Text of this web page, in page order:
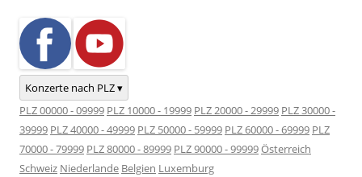
Konzerte nach PLZ ▾
PLZ 00000 - 09999 PLZ 10000 - 19999 PLZ 20000 - 29999 PLZ 30000 -
39999 PLZ 40000 - 49999 PLZ 50000 - 59999 PLZ 60000 - 69999 PLZ
70000 - 79999 PLZ 80000 - 89999 PLZ 90000 - 99999Österreich
Schweiz Niederlande Belgien Luxemburg